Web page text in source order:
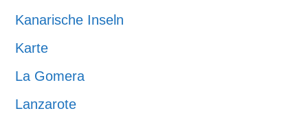
Kanarische Inseln
Karte
La Gomera
Lanzarote